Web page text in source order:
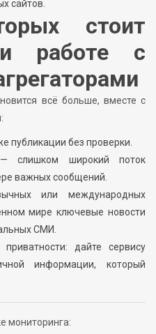
сайтов.
стоит
работе с
всё больше, вместе с
публикации без проверки.
— слишком широкий поток
важных сообщений.
или международных
мире ключевые новости
СМИ.
дайте сервису
информации, который
мониторинга: